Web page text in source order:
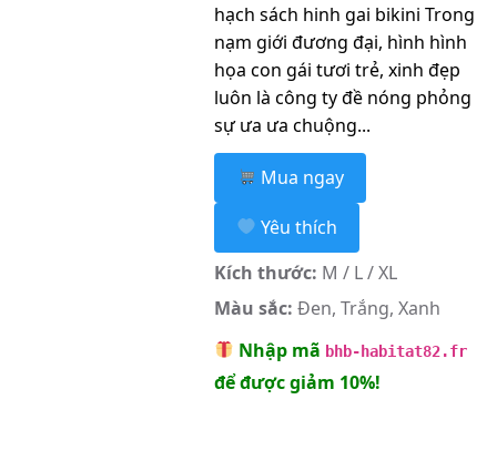
hạch sách hinh gai bikini Trong
nạm giới đương đại, hình hình
họa con gái tươi trẻ, xinh đẹp
luôn là công ty đề nóng phỏng
sự ưa ưa chuộng...
Mua ngay
Yêu thích
Kích thước: M / L / XL
Màu sắc: Đen, Trắng, Xanh
Nhập mã bhb-habitat82.fr
để được giảm 10%!